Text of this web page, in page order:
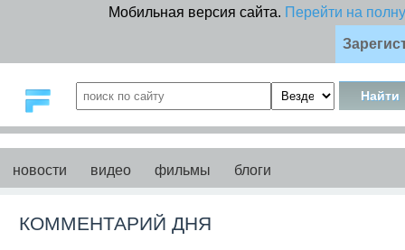
Мобильная версия сайта. Перейти на
новости видео фильмы блоги
КОММЕНТАРИЙ ДНЯ